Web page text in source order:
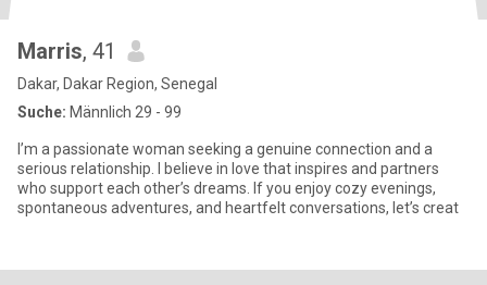
Marris, 41
Dakar, Dakar Region, Senegal
Suche: Männlich 29 - 99
I’m a passionate woman seeking a genuine connection and a
serious relationship. I believe in love that inspires and partners
who support each other’s dreams. If you enjoy cozy evenings,
spontaneous adventures, and heartfelt conversations, let’s creat